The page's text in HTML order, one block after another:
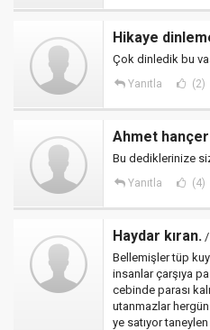
Hikaye
Çok dinledik bu
Yanıtla (2)
Ahmet hançer
Bu dediklerinize
Yanıtla (4)
Haydar kıran. /
Bellemişler tüp
insanlar çarşıya
cebinde parası
utanmazlar
ye satıyor taneylen